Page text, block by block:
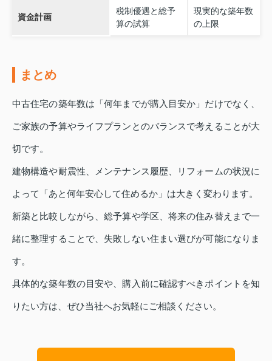
資金計画
税制優遇と総予
算の試算
現実的な築年数
の上限
まとめ
中古住宅の築年数は「何年までが購入目安か」だけでなく、
ご家族の予算やライフプランとのバランスで考えることが大
切です。
建物構造や耐震性、メンテナンス履歴、リフォームの状況に
よって「あと何年安心して住めるか」は大きく変わります。
新築と比較しながら、総予算や学区、将来の住み替えまで一
緒に整理することで、失敗しない住まい選びが可能になりま
す。
具体的な築年数の目安や、購入前に確認すべきポイントを知
りたい方は、ぜひ当社へお気軽にご相談ください。